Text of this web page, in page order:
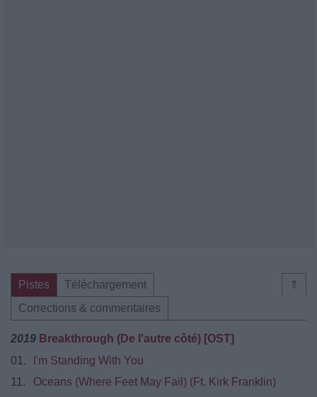
⇑
Pistes
Téléchargement
Corrections & commentaires
2019 Breakthrough (De l'autre côté) [OST]
01.
I'm Standing With You
11.
Oceans (Where Feet May Fail) (Ft. Kirk Franklin)